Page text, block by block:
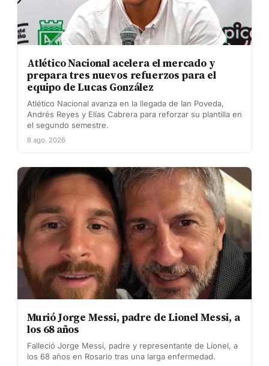
Atlético Nacional acelera el mercado y
prepara tres nuevos refuerzos para el
equipo de Lucas González
Atlético Nacional avanza en la llegada de Ian Poveda,
Andrés Reyes y Elías Cabrera para reforzar su plantilla en
el segundo semestre.
8 ago. 2026
Murió Jorge Messi, padre de Lionel Messi, a
los 68 años
Falleció Jorge Messi, padre y representante de Lionel, a
los 68 años en Rosario tras una larga enfermedad.